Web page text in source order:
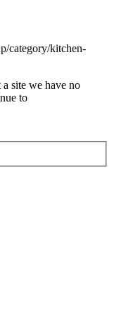
category/kitchen-
site we have no
to